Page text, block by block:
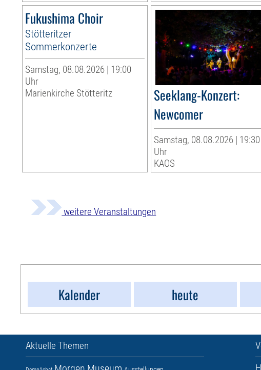
Fukushima Choir
Stötteritzer
Sommerkonzerte
Samstag, 08.08.2026 | 19:00
Uhr
Marienkirche Stötteritz
Seeklang-Konzert:
Newcomer
Samstag, 08.08.2026 | 19:30
Uhr
KAOS
weitere Veranstaltungen
Kalender
heute
Aktuelle Themen